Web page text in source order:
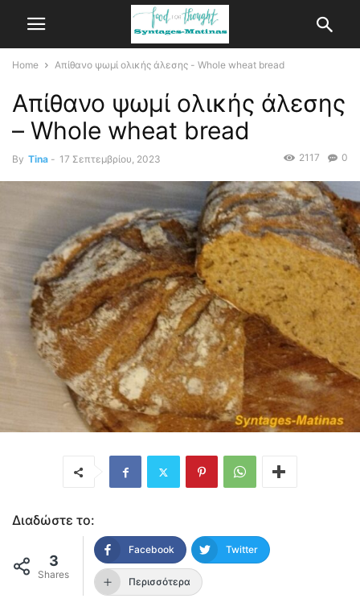
Home Απίθανο ψωμί ολικής άλεσης - Whole wheat bread
Απίθανο ψωμί ολικής άλεσης
– Whole wheat bread
By Tina - 17 Σεπτεμβρίου, 2023 0
2117
Διαδώστε το:
3
Shares
Facebook Twitter
Περισσότερα